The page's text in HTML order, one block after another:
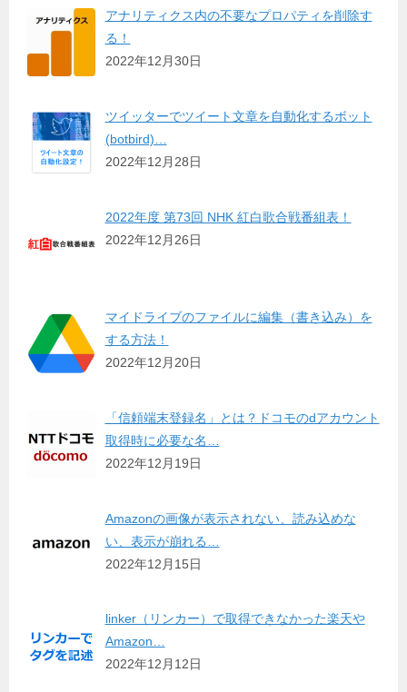
アナリティクス内の不要なプロパティを削除す
る！
2022年12月30日
ツイッターでツイート文章を自動化するボット
(botbird)…
2022年12月28日
2022年度 第73回 NHK 紅白歌合戦番組表！
2022年12月26日
マイドライブのファイルに編集（書き込み）を
する方法！
2022年12月20日
「信頼端末登録名」とは？ドコモのdアカウント
取得時に必要な名…
2022年12月19日
Amazonの画像が表示されない、読み込めな
い、表示が崩れる…
2022年12月15日
linker（リンカー）で取得できなかった楽天や
Amazon…
2022年12月12日